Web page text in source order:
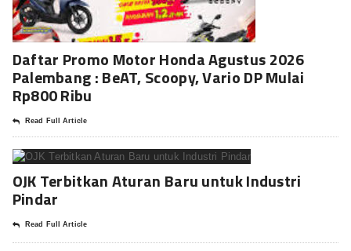
Daftar Promo Motor Honda Agustus 2026
Palembang : BeAT, Scoopy, Vario DP Mulai
Rp800 Ribu
Read Full Article
OJK Terbitkan Aturan Baru untuk Industri
Pindar
Read Full Article